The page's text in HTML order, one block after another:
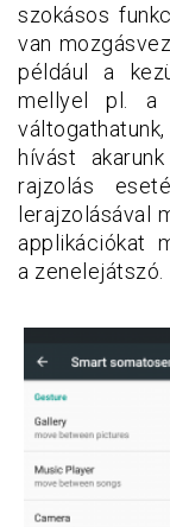
szokásos
van
például a
mellyel pl. a
hívást
rajzolás
lerajzolásával
applikációkat
a zenelejátszó.